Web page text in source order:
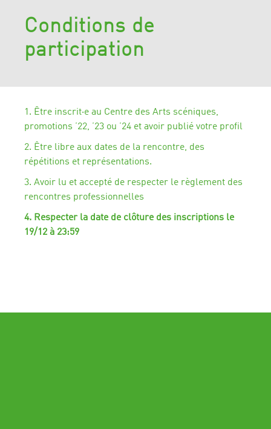
Conditions de
participation
1. Être inscrit·e au Centre des Arts scéniques,
promotions ’22, ’23 ou ’24 et avoir publié votre profil
2. Être libre aux dates de la rencontre, des
répétitions et représentations.
3. Avoir lu et accepté de respecter le règlement des
rencontres professionnelles
4. Respecter la date de clôture des inscriptions le
19/12 à 23:59